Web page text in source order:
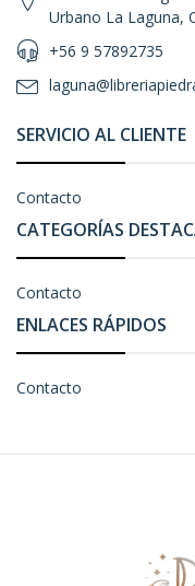
Urbano La Laguna,
+56 9 57892735
SERVICIO AL CLIENTE
Contacto
CATEGORÍAS
Contacto
ENLACES RÁPIDOS
Contacto